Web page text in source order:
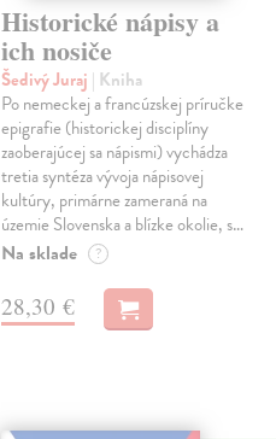
Historické nápisy a
ich nosiče
Šedivý Juraj | Kniha
Po nemeckej a francúzskej príručke
epigrafie (historickej disciplíny
zaoberajúcej sa nápismi) vychádza
tretia syntéza vývoja nápisovej
kultúry, primárne zameraná na
územie Slovenska a blízke okolie, s…
Na sklade ?
28,30 €